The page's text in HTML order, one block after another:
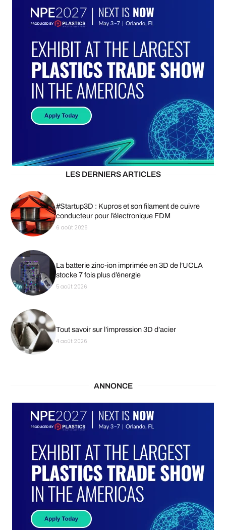
LES DERNIERS ARTICLES
#Startup3D : Kupros et son filament de cuivre
conducteur pour l’électronique FDM
6 août 2026
La batterie zinc-ion imprimée en 3D de l’UCLA
stocke 7 fois plus d’énergie
5 août 2026
Tout savoir sur l’impression 3D d’acier
4 août 2026
ANNONCE